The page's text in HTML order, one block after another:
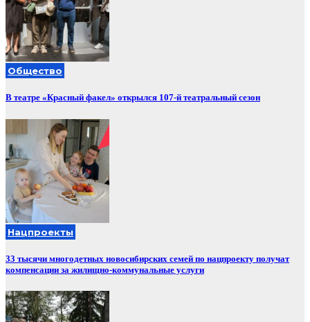
Общество
В театре «Красный факел» открылся 107-й театральный сезон
Нацпроекты
33 тысячи многодетных новосибирских семей по нацпроекту получат
компенсации за жилищно-коммунальные услуги